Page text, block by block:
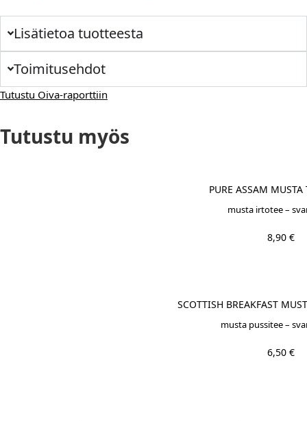
Lisätietoa tuotteesta
Toimitusehdot
Tutustu Oiva-raporttiin
Tutustu myös
PURE ASSAM MUSTA
musta irtotee –
8,90 €
SCOTTISH BREAKFAST
musta pussitee –
6,50 €